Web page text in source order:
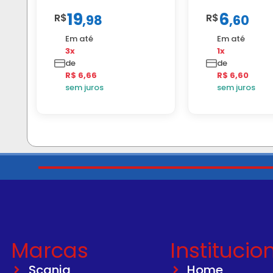
R$19,98
Em até
3x
de
R$ 6,66
sem juros
R$6,60
Em até
1x
de
R$ 6,60
sem juros
Marcas